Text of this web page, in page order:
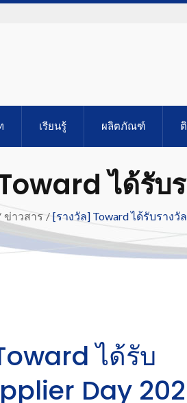
เรียนรู้ ผลิตภัณฑ์
ได้รับ
Precision
ข่าวสาร / [รางวัล] Toward ได้รับรางวัล
ได้รับ
Day